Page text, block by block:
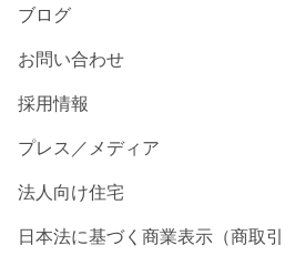
ブログ
お問い合わせ
採用情報
プレス／メディア
法人向け住宅
日本法に基づく商業表示（商取引